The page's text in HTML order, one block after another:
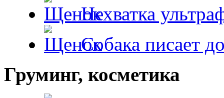
Нехватка
Собака писает
Груминг, косметика